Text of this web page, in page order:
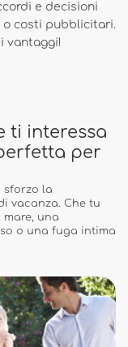
e decisioni
o costi pubblicitari.
vantaggi!
ti interessa
per
sforzo la
vacanza. Che tu
una
o una fuga intima